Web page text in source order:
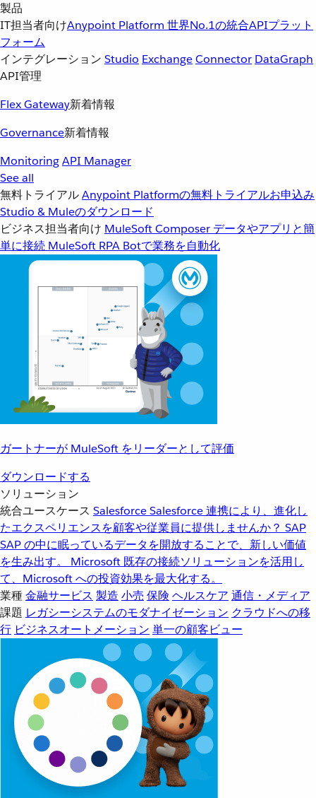
製品
IT担当者向けAnypoint Platform 世界No.1の統合APIプラット
フォーム
インテグレーション Studio ExchangeConnector DataGraph
API管理
Flex Gateway新着情報
Governance新着情報
MonitoringAPI Manager
See all
無料トライアルAnypoint Platformの無料トライアルお申込み
Studio & Muleのダウンロード
ビジネス担当者向け MuleSoft Composer データやアプリと簡
単に接続 MuleSoft RPA Botで業務を自動化
ガートナーが MuleSoft をリーダーとして評価
ダウンロードする
ソリューション
統合ユースケース SalesforceSalesforce 連携により、進化し
たエクスペリエンスを顧客や従業員に提供しませんか？ SAP
SAP の中に眠っているデータを開放することで、新しい価値
を生み出す。
Microsoft 既存の接続ソリューションを活用し
て、Microsoft への投資効果を最大化する。
業種金融サービス 製造 小売 保険 ヘルスケア 通信・メディア
課題 レガシーシステムのモダナイゼーション クラウドへの移
行 ビジネスオートメーション 単一の顧客ビュー